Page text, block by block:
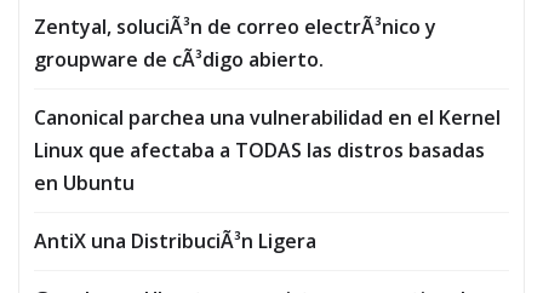
Zentyal, soluciÃ³n de correo electrÃ³nico y
groupware de cÃ³digo abierto.
Canonical parchea una vulnerabilidad en el Kernel
Linux que afectaba a TODAS las distros basadas
en Ubuntu
AntiX una DistribuciÃ³n Ligera